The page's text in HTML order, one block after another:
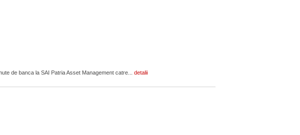
de banca la SAI Patria Asset Management catre... detalii